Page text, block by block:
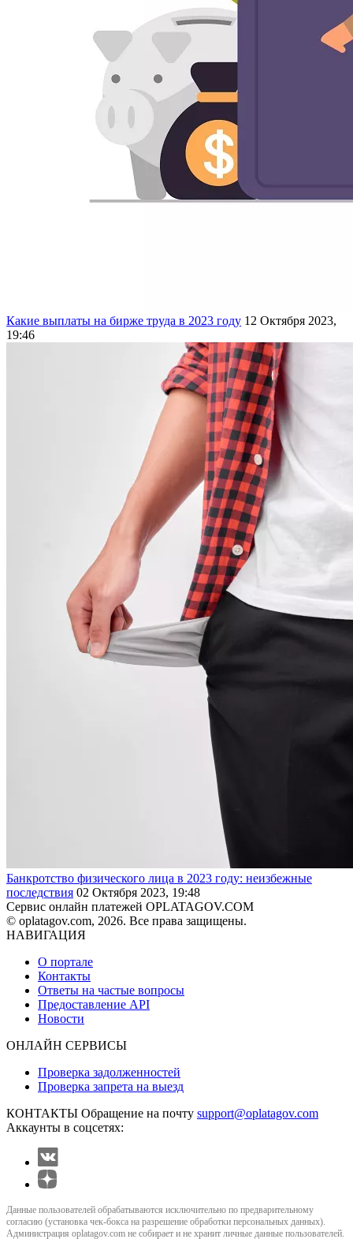
Какие выплаты на бирже труда в 2023 году 12 Октября 2023,
19:46
Банкротство физического лица в 2023 году: неизбежные
последствия 02 Октября 2023, 19:48
Сервис онлайн платежей OPLATAGOV.COM
© oplatagov.com, 2026. Все права защищены.
НАВИГАЦИЯ
О портале
Контакты
Ответы на частые вопросы
Предоставление API
Новости
ОНЛАЙН СЕРВИСЫ
Проверка задолженностей
Проверка запрета на выезд
КОНТАКТЫ Обращение на почту support@oplatagov.com
Аккаунты в соцсетях:
Данные пользователей обрабатываются исключительно по предварительному
согласию (установка чек-бокса на разрешение обработки персональных данных).
Администрация oplatagov.com не собирает и не хранит личные данные пользователей.